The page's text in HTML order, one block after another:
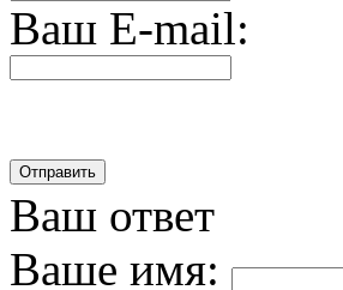
Ваш E-mail:
Ваш ответ
Ваше имя: